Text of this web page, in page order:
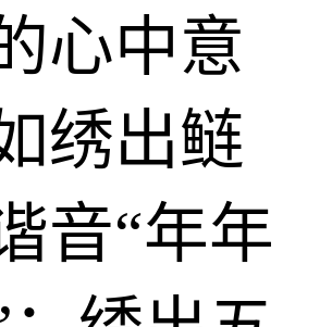
心中意
绣出鲢
音“年年